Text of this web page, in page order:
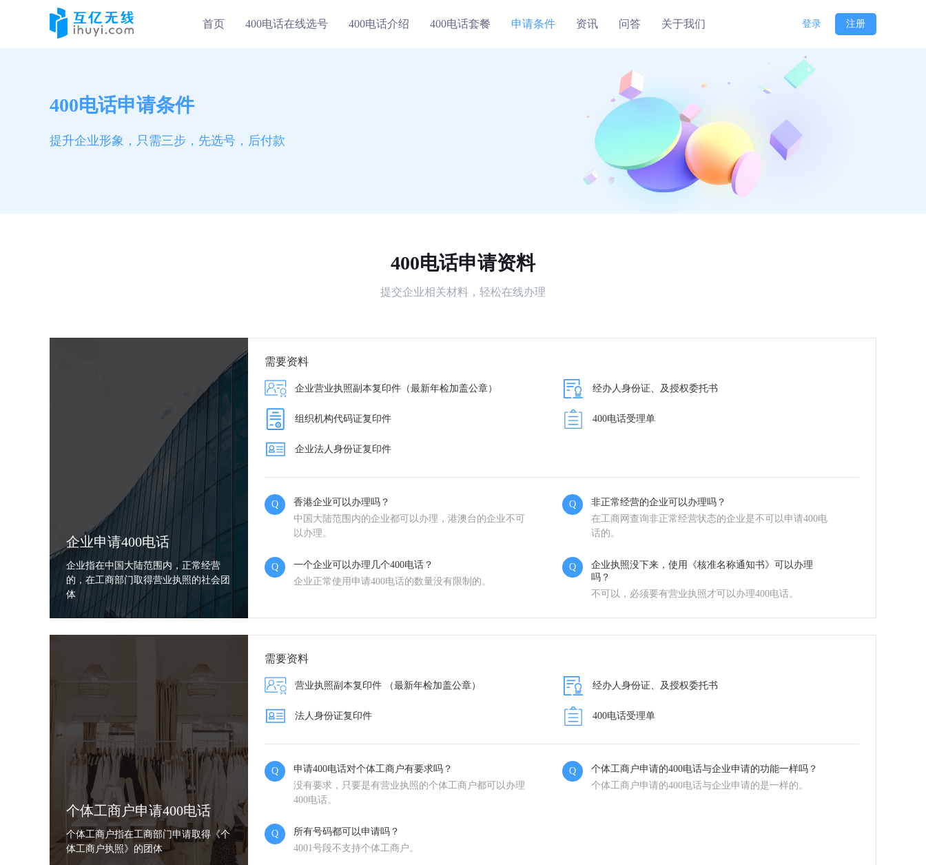
首页 400电话在线选号 400电话介绍 400电话套餐 申请条件 资讯 问答 关于我们 登录 注册
400电话申请条件
提升企业形象，只需三步，先选号，后付款
400电话申请资料
提交企业相关材料，轻松在线办理
企业申请400电话
企业指在中国大陆范围内，正常经营
的，在工商部门取得营业执照的社会团
体
需要资料
企业营业执照副本复印件（最新年检加盖公章） 经办人身份证、及授权委托书
组织机构代码证复印件 400电话受理单
企业法人身份证复印件
Q
香港企业可以办理吗？
中国大陆范围内的企业都可以办理，港澳台的企业不可
以办理。
Q
非正常经营的企业可以办理吗？
在工商网查询非正常经营状态的企业是不可以申请400电
话的。
Q
一个企业可以办理几个400电话？
企业正常使用申请400电话的数量没有限制的。
Q
企业执照没下来，使用《核准名称通知书》可以办理
吗？
不可以，必须要有营业执照才可以办理400电话。
个体工商户申请400电话
个体工商户指在工商部门申请取得《个
体工商户执照》的团体
需要资料
营业执照副本复印件 （最新年检加盖公章） 经办人身份证、及授权委托书
法人身份证复印件 400电话受理单
Q
申请400电话对个体工商户有要求吗？
没有要求，只要是有营业执照的个体工商户都可以办理
400电话。
Q
个体工商户申请的400电话与企业申请的功能一样吗？
个体工商户申请的400电话与企业申请的是一样的。
Q
所有号码都可以申请吗？
4001号段不支持个体工商户。